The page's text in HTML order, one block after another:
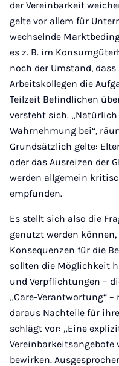
der Vereinbarkeit
gelte vor allem für
wechselnde
es z. B. im
noch der Umstand,
Arbeitskollegen die
Teilzeit Befindlichen
versteht sich.
Wahrnehmung bei“,
Grundsätzlich gelte:
oder das Ausreizen der
werden allgemein
empfunden.
Es stellt sich also die
genutzt werden
Konsequenzen für die
sollten die Möglichkeit
und Verpflichtungen –
„Care-Verantwortung“
daraus Nachteile für
schlägt vor: „Eine
bewirken.